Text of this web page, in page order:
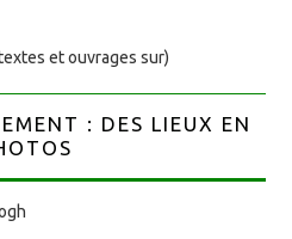
et ouvrages sur)
: DES LIEUX EN